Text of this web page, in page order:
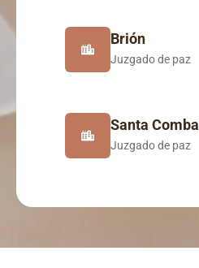
Brión
Juzgado de paz
Santa Comba
Juzgado de paz